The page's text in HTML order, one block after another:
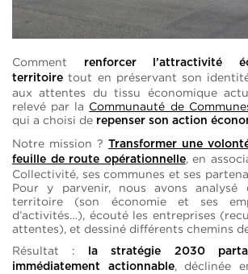
Comment
renforcer l’attractivité
territoire tout en préservant son
aux attentes du tissu économique
relevé par la Communauté de
qui a choisi de repenser son action
Notre mission ? Transformer une
feuille de route opérationnelle, en
Collectivité, ses communes et ses
Pour y parvenir, nous avons analysé
territoire (son économie et ses
d’activités…), écouté les entreprises
attentes), et dessiné différents chemins
Résultat :
la stratégie 2030
immédiatement actionnable, déclinée